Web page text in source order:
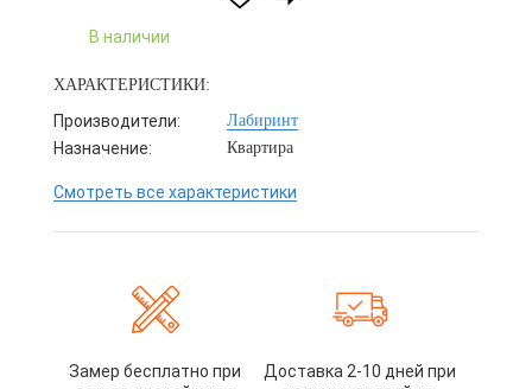
В наличии
ХАРАКТЕРИСТИКИ:
Производители: Лабиринт
Назначение: Квартира
Смотреть все характеристики
Замер бесплатно при
Доставка 2-10 дней при